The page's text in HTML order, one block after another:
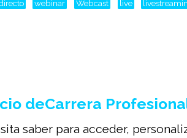
webinar Webcast live
deCarrera
saber para acceder,